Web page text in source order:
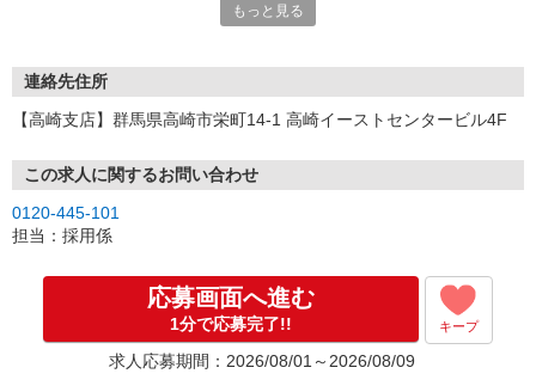
もっと見る
連絡先住所
【高崎支店】群馬県高崎市栄町14-1 高崎イーストセンタービル4F
この求人に関するお問い合わせ
0120-445-101
担当：採用係
応募画面へ進む
1分で応募完了!! キープ
求人応募期間：2026/08/01～2026/08/09